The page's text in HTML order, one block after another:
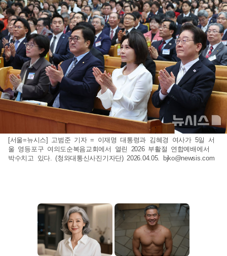
[서울=뉴시스] 고범준 기자 = 이재명 대통령과 김혜경 여사가 5일 서
울 영등포구 여의도순복음교회에서 열린 2026 부활절 연합예배에서
박수치고 있다. (청와대통신사진기자단) 2026.04.05.
bjko@newsis.com